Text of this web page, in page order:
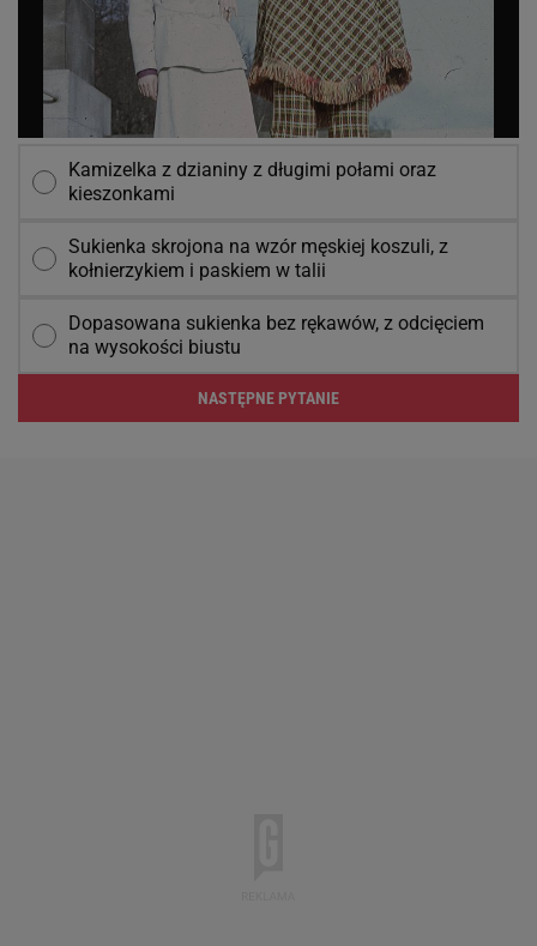
Kamizelka z dzianiny z długimi połami oraz
kieszonkami
Sukienka skrojona na wzór męskiej koszuli, z
kołnierzykiem i paskiem w talii
Dopasowana sukienka bez rękawów, z odcięciem
na wysokości biustu
NASTĘPNE PYTANIE